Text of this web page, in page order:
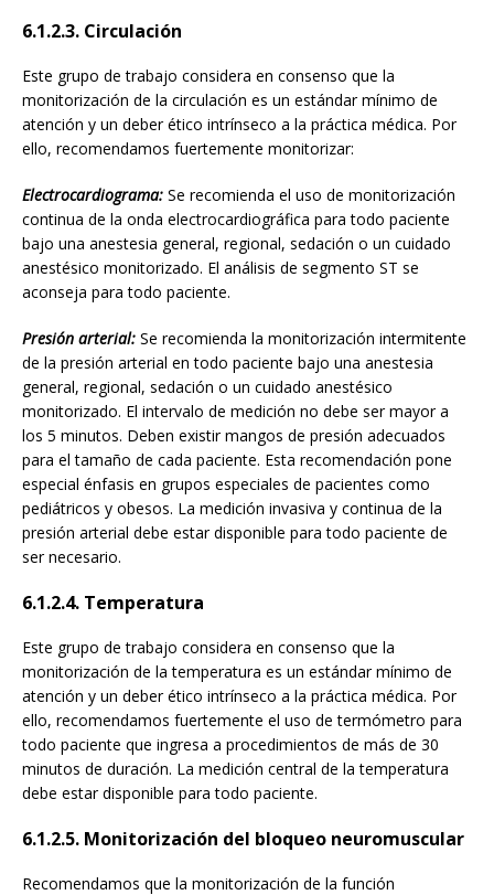
6.1.2.3. Circulación
Este grupo de trabajo considera en consenso que la
monitorización de la circulación es un estándar mínimo de
atención y un deber ético intrínseco a la práctica médica. Por
ello, recomendamos fuertemente monitorizar:
Electrocardiograma: Se recomienda el uso de monitorización
continua de la onda electrocardiográfica para todo paciente
bajo una anestesia general, regional, sedación o un cuidado
anestésico monitorizado. El análisis de segmento ST se
aconseja para todo paciente.
Presión arterial: Se recomienda la monitorización intermitente
de la presión arterial en todo paciente bajo una anestesia
general, regional, sedación o un cuidado anestésico
monitorizado. El intervalo de medición no debe ser mayor a
los 5 minutos. Deben existir mangos de presión adecuados
para el tamaño de cada paciente. Esta recomendación pone
especial énfasis en grupos especiales de pacientes como
pediátricos y obesos. La medición invasiva y continua de la
presión arterial debe estar disponible para todo paciente de
ser necesario.
6.1.2.4. Temperatura
Este grupo de trabajo considera en consenso que la
monitorización de la temperatura es un estándar mínimo de
atención y un deber ético intrínseco a la práctica médica. Por
ello, recomendamos fuertemente el uso de termómetro para
todo paciente que ingresa a procedimientos de más de 30
minutos de duración. La medición central de la temperatura
debe estar disponible para todo paciente.
6.1.2.5. Monitorización del bloqueo neuromuscular
Recomendamos que la monitorización de la función